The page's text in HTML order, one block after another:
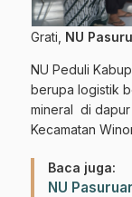
Grati, NU
NU Peduli
berupa logistik
mineral di
Kecamatan
Baca juga:
NU